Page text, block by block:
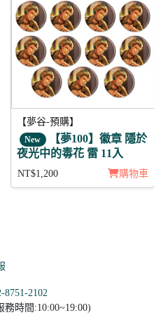
【夢谷-預購】
New
【夢100】徽章 隱於
夜光中的毒花 雷 11入
NT$1,200 購物車
8751-2102
務時間:10:00~19:00)